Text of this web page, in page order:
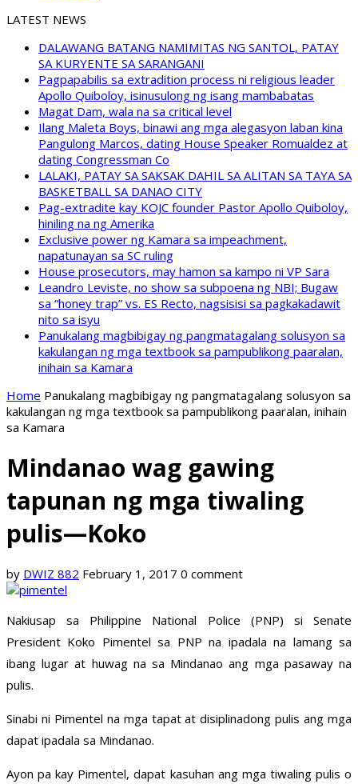
LATEST NEWS
DALAWANG BATANG NAMIMITAS NG SANTOL, PATAY
SA KURYENTE SA SARANGANI
Pagpapabilis sa extradition process ni religious leader
Apollo Quiboloy, isinusulong ng isang mambabatas
Magat Dam, wala na sa critical level
Ilang Maleta Boys, binawi ang mga alegasyon laban kina
Pangulong Marcos, dating House Speaker Romualdez at
dating Congressman Co
LALAKI, PATAY SA SAKSAK DAHIL SA ALITAN SA TAYA SA
BASKETBALL SA DANAO CITY
Pag-extradite kay KOJC founder Pastor Apollo Quiboloy,
hiniling na ng Amerika
Exclusive power ng Kamara sa impeachment,
napatunayan sa SC ruling
House prosecutors, may hamon sa kampo ni VP Sara
Leandro Leviste, no show sa subpoena ng NBI; Bugaw
sa “honey trap” vs. ES Recto, nagsisisi sa pagkakadawit
nito sa isyu
Panukalang magbibigay ng pangmatagalang solusyon sa
kakulangan ng mga textbook sa pampublikong paaralan,
inihain sa Kamara
Home Panukalang magbibigay ng pangmatagalang solusyon sa
kakulangan ng mga textbook sa pampublikong paaralan, inihain
sa Kamara
Mindanao wag gawing
tapunan ng mga tiwaling
pulis—Koko
by DWIZ 882 February 1, 2017 0 comment
Nakiusap sa Philippine National Police (PNP) si Senate
President Koko Pimentel sa PNP na ipadala na lamang sa
ibang lugar at huwag na sa Mindanao ang mga pasaway na
pulis.
Sinabi ni Pimentel na mga tapat at disiplinadong pulis ang mga
dapat ipadala sa Mindanao.
Ayon pa kay Pimentel, dapat kasuhan ang mga tiwaling pulis o